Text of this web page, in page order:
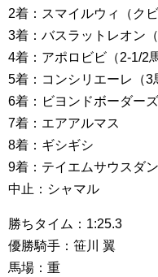
2着：スマイルウィ（クビ
3着：バスラットレオン（
4着：アポロビビ（2-1/2
5着：コンシリエーレ（3
6着：ビヨンドボーダーズ
7着：エアアルマス
8着：ギシギシ
9着：テイエムサウスダン
中止：シャマル
勝ちタイム：1:25.3
優勝騎手：笹川 翼
馬場：重